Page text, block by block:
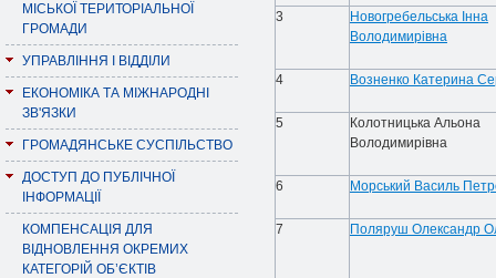
МІСЬКОЇ ТЕРИТОРІАЛЬНОЇ
ГРОМАДИ
УПРАВЛІННЯ І ВІДДІЛИ
ЕКОНОМІКА ТА МІЖНАРОДНІ
ЗВ'ЯЗКИ
ГРОМАДЯНСЬКЕ СУСПІЛЬСТВО
ДОСТУП ДО ПУБЛІЧНОЇ
ІНФОРМАЦІЇ
КОМПЕНСАЦІЯ ДЛЯ
ВІДНОВЛЕННЯ ОКРЕМИХ
КАТЕГОРІЙ ОБ’ЄКТІВ
3 Новогребельська Інна
Володимирівна
4 Возненко Катерина
5
Колотницька Альона
Володимирівна
6 Морський Василь
7 Поляруш Олександр